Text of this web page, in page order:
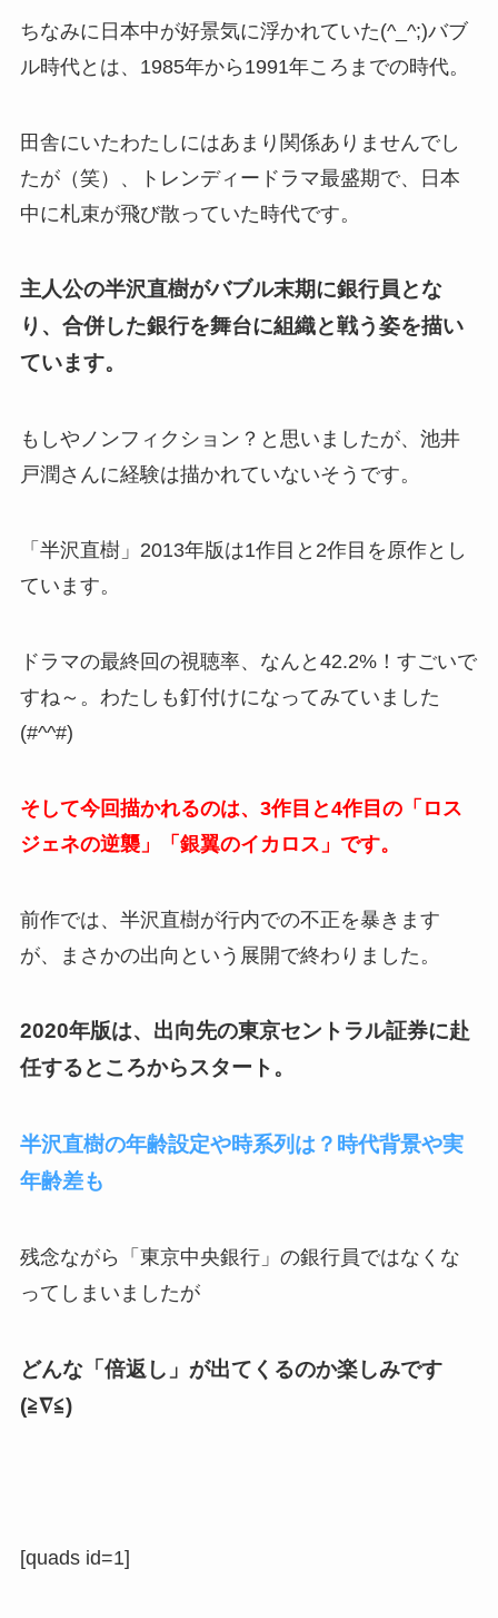
ちなみに日本中が好景気に浮かれていた(^_^;)バブ
ル時代とは、1985年から1991年ころまでの時代。
田舎にいたわたしにはあまり関係ありませんでし
たが（笑）、トレンディードラマ最盛期で、日本
中に札束が飛び散っていた時代です。
主人公の半沢直樹がバブル末期に銀行員とな
り、合併した銀行を舞台に組織と戦う姿を描い
ています。
もしやノンフィクション？と思いましたが、池井
戸潤さんに経験は描かれていないそうです。
「半沢直樹」2013年版は1作目と2作目を原作とし
ています。
ドラマの最終回の視聴率、なんと42.2%！すごいで
すね～。わたしも釘付けになってみていました
(#^^#)
そして今回描かれるのは、3作目と4作目の「ロス
ジェネの逆襲」「銀翼のイカロス」です。
前作では、半沢直樹が行内での不正を暴きます
が、まさかの出向という展開で終わりました。
2020年版は、出向先の東京セントラル証券に赴
任するところからスタート。
半沢直樹の年齢設定や時系列は？時代背景や実
年齢差も
残念ながら「東京中央銀行」の銀行員ではなくな
ってしまいましたが
どんな「倍返し」が出てくるのか楽しみです
(≧∇≦)
[quads id=1]